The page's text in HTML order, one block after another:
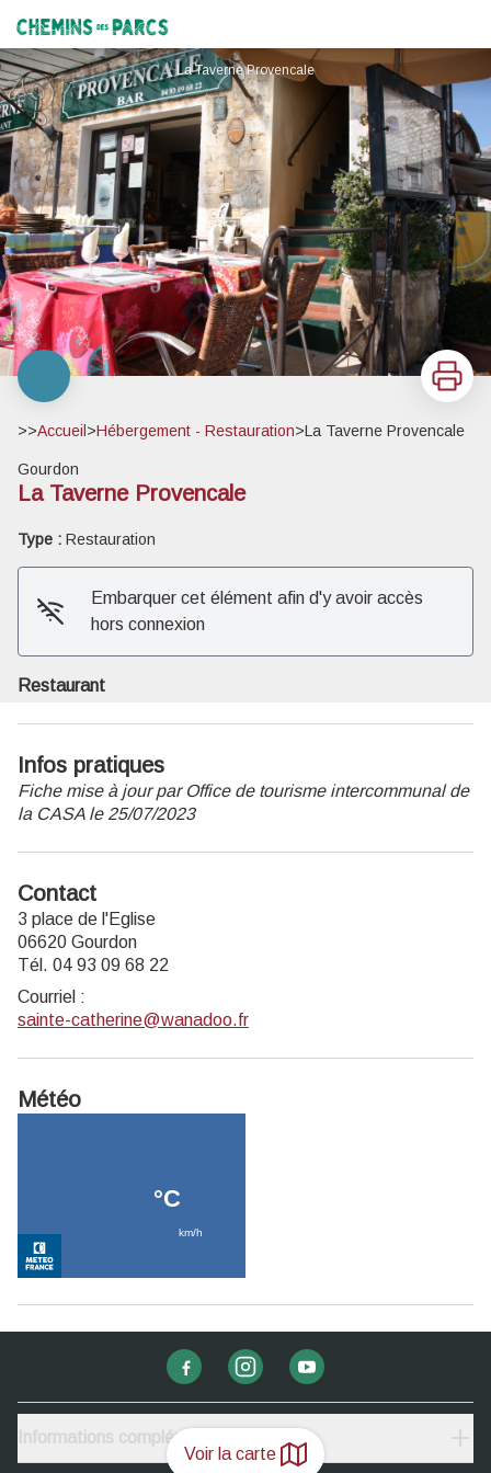
Chemins des Parcs
Voir la carte
La Taverne Provencale
Imprimer
>>Accueil >Hébergement - Restauration>La Taverne Provencale
Gourdon
La Taverne Provencale
Type : Restauration
Embarquer cet élément afin d'y avoir accès
hors connexion
Restaurant
Infos pratiques
Fiche mise à jour par Office de tourisme intercommunal de
la CASA le 25/07/2023
Contact
3 place de l'Eglise
06620 Gourdon
Tél. 04 93 09 68 22
Courriel :
sainte-catherine@wanadoo.fr
Météo
Informations complémentaires